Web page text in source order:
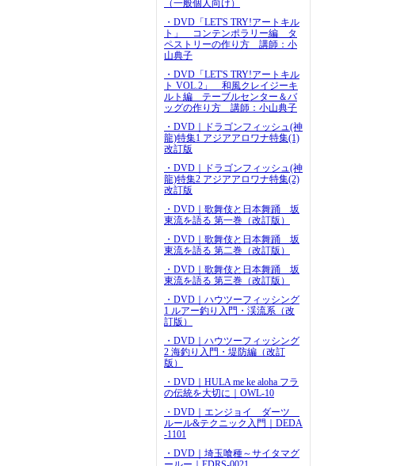
（一般個人向け）
・DVD「LET'S TRY!アートキル
ト」 コンテンポラリー編 タ
ペストリーの作り方 講師：小
山典子
・DVD「LET'S TRY!アートキル
ト VOL.2」 和風クレイジーキ
ルト編 テーブルセンター＆バ
ッグの作り方 講師：小山典子
・DVD｜ドラゴンフィッシュ(神
龍)特集1 アジアアロワナ特集(1)
改訂版
・DVD｜ドラゴンフィッシュ(神
龍)特集2 アジアアロワナ特集(2)
改訂版
・DVD｜歌舞伎と日本舞踊 坂
東流を語る 第一巻（改訂版）
・DVD｜歌舞伎と日本舞踊 坂
東流を語る 第二巻（改訂版）
・DVD｜歌舞伎と日本舞踊 坂
東流を語る 第三巻（改訂版）
・DVD｜ハウツーフィッシング
1 ルアー釣り入門・渓流系（改
訂版）
・DVD｜ハウツーフィッシング
2 海釣り入門・堤防編（改訂
版）
・DVD｜HULA me ke aloha フラ
の伝統を大切に｜OWL-10
・DVD｜エンジョイ ダーツ
ルール&テクニック入門｜DEDA
-1101
・DVD｜埼玉喰種～サイタマグ